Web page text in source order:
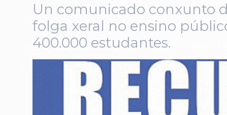
Un comunicado conxunto
folga xeral no ensino
400.000 estudantes.